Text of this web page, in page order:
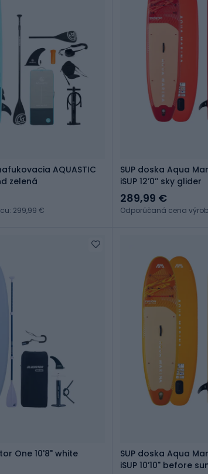
AQUASTIC
zelená
299,99 €
SUP doska Aqua
iSUP 12ʼ0ʼʼ sky glider
289,99 €
Odporúčaná cena
One 10'8" white
SUP doska Aqua
iSUP 10ʼ10" before